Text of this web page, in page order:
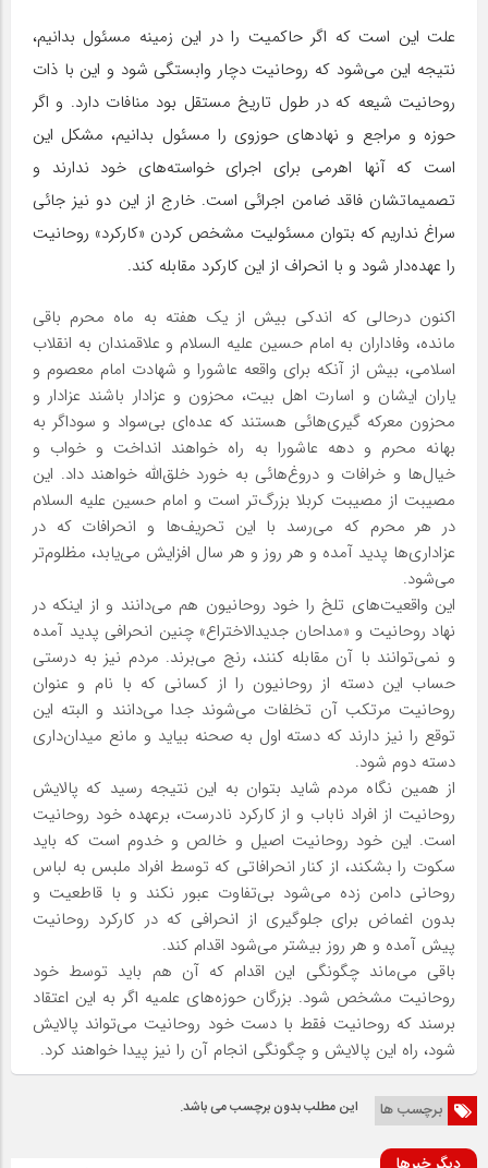
علت این است که اگر حاکمیت را در این زمینه مسئول بدانیم،
نتیجه این می‌شود که روحانیت دچار وابستگی شود و این با ذات
روحانیت شیعه که در طول تاریخ مستقل بود منافات دارد. و اگر
حوزه و مراجع و نهادهای حوزوی را مسئول بدانیم، مشکل این
است که آنها اهرمی برای اجرای خواسته‌های خود ندارند و
تصمیماتشان فاقد ضامن اجرائی است. خارج از این دو نیز جائی
سراغ نداریم که بتوان مسئولیت مشخص کردن «کارکرد» روحانیت
را عهده‌دار شود و با انحراف از این کارکرد مقابله کند.
اکنون درحالی که اندکی بیش از یک هفته به ماه محرم باقی
مانده، وفاداران به امام حسین علیه السلام و علاقمندان به انقلاب
اسلامی، بیش از آنکه برای واقعه عاشورا و شهادت امام معصوم و
یاران ایشان و اسارت اهل بیت، محزون و عزادار باشند عزادار و
محزون معرکه گیری‌هائی هستند که عده‌ای بی‌سواد و سوداگر به
بهانه محرم و دهه عاشورا به راه خواهند انداخت و خواب و
خیال‌ها و خرافات و دروغ‌هائی به خورد خلق‌الله خواهند داد. این
مصیبت از مصیبت کربلا بزرگ‌تر است و امام حسین علیه السلام
در هر محرم که می‌رسد با این تحریف‌ها و انحرافات که در
عزاداری‌ها پدید آمده و هر روز و هر سال افزایش می‌یابد، مظلوم‌تر
می‌شود.
این واقعیت‌های تلخ را خود روحانیون هم می‌دانند و از اینکه در
نهاد روحانیت و «مداحان جدیدالاختراع» چنین انحرافی پدید آمده
و نمی‌توانند با آن مقابله کنند، رنج می‌برند. مردم نیز به درستی
حساب این دسته از روحانیون را از کسانی که با نام و عنوان
روحانیت مرتکب آن تخلفات می‌شوند جدا می‌دانند و البته این
توقع را نیز دارند که دسته اول به صحنه بیاید و مانع میدان‌داری
دسته دوم شود.
از همین نگاه مردم شاید بتوان به این نتیجه رسید که پالایش
روحانیت از افراد ناباب و از کارکرد نادرست، برعهده خود روحانیت
است. این خود روحانیت اصیل و خالص و خدوم است که باید
سکوت را بشکند، از کنار انحرافاتی که توسط افراد ملبس به لباس
روحانی دامن زده می‌شود بی‌تفاوت عبور نکند و با قاطعیت و
بدون اغماض برای جلوگیری از انحرافی که در کارکرد روحانیت
پیش آمده و هر روز بیشتر می‌شود اقدام کند.
باقی می‌ماند چگونگی این اقدام که آن هم باید توسط خود
روحانیت مشخص شود. بزرگان حوزه‌های علمیه اگر به این اعتقاد
برسند که روحانیت فقط با دست خود روحانیت می‌تواند پالایش
شود، راه این پالایش و چگونگی انجام آن را نیز پیدا خواهند کرد.
برچسب ها این مطلب بدون برچسب می باشد.